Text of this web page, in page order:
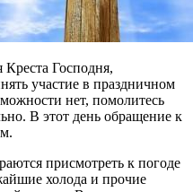
Креста Господня,
участие в праздничном
нет, помолитесь
В этот день обращение к
присмотреть к погоде
холода и прочие